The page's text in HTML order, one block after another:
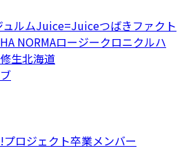
ュルムJuice=Juiceつばきファクト
NORMAロージークロニクルハ
生北海道
プロジェクト卒業メンバー